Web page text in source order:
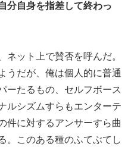
分自身を指差して終わっ
ネット上で賛否を呼んだ。
うだが、俺は個人的に普通
ーたるもの、セルフボース
ルシズムすらもエンターテ
件に対するアンサーすら曲
。このある種のふてぶてし